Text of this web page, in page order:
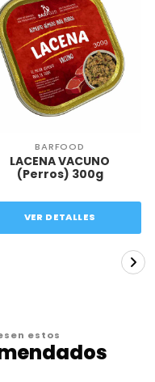
BARFOOD
LACENA VACUNO
(Perros) 300g
VER DETALLES
estos